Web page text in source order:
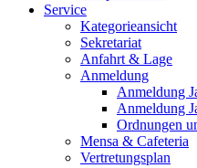
Service
Kategorieansicht
Sekretariat
Anfahrt & Lage
Anmeldung
Anmeldung
Anmeldung
Ordnungen
Mensa & Cafeteria
Vertretungsplan